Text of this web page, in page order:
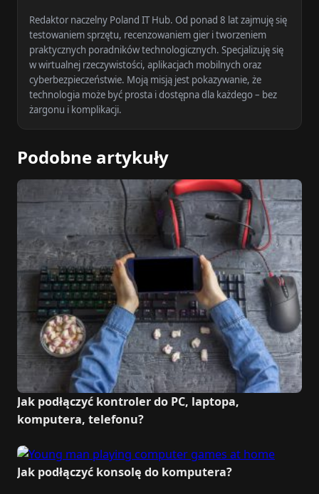
Redaktor naczelny Poland IT Hub. Od ponad 8 lat zajmuję się
testowaniem sprzętu, recenzowaniem gier i tworzeniem
praktycznych poradników technologicznych. Specjalizuję się
w wirtualnej rzeczywistości, aplikacjach mobilnych oraz
cyberbezpieczeństwie. Moją misją jest pokazywanie, że
technologia może być prosta i dostępna dla każdego – bez
żargonu i komplikacji.
Podobne artykuły
Jak podłączyć kontroler do PC, laptopa,
komputera, telefonu?
Jak podłączyć konsolę do komputera?